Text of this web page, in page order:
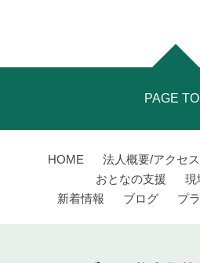
PAGE
HOME 法人概要/アクセス
おとなの支援
現
新着情報
ブログ プ